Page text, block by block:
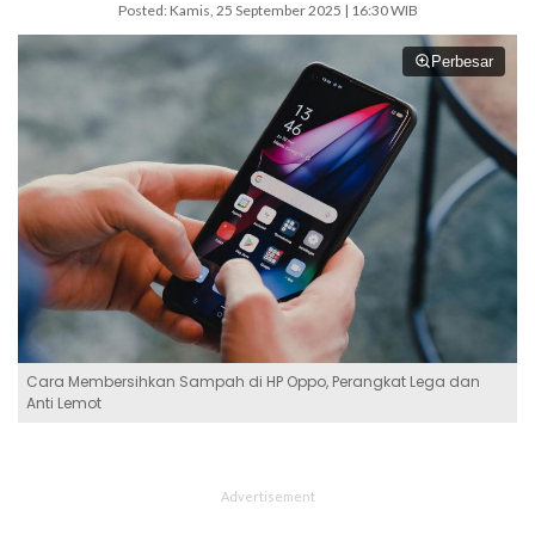
Posted: Kamis, 25 September 2025 | 16:30 WIB
Perbesar
Cara Membersihkan Sampah di HP Oppo, Perangkat Lega dan
Anti Lemot